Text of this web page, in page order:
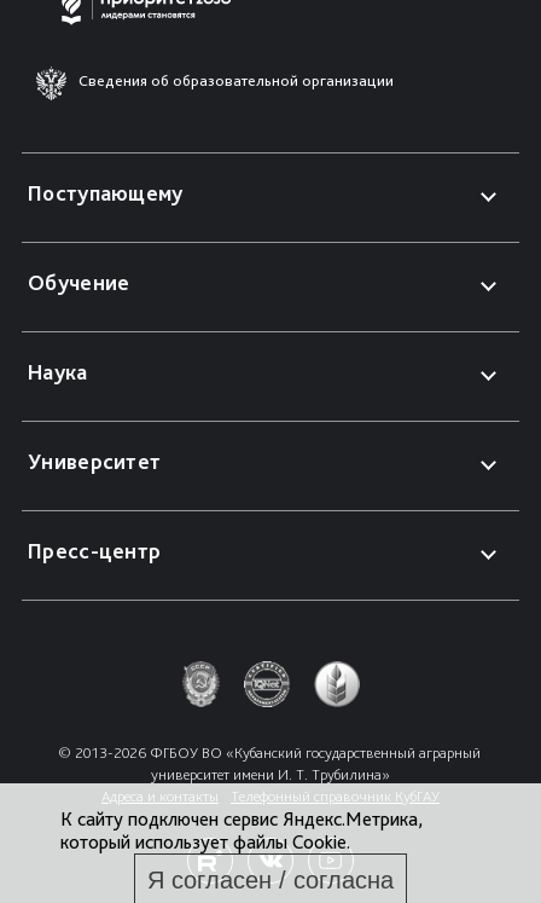
Сведения об образовательной организации
Поступающему
Обучение
Наука
Университет
Пресс-центр
© 2013-2026 ФГБОУ ВО «Кубанский государственный аграрный
университет имени И. Т. Трубилина»
Адреса и контакты
Телефонный справочник КубГАУ
К сайту подключен сервис Яндекс.Метрика,
который использует файлы Cookie.
Я согласен / согласна